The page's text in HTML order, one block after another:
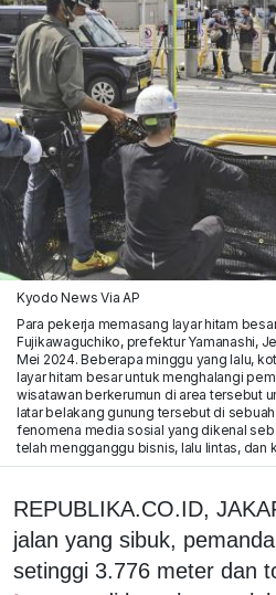
Kyodo News Via AP
Para pekerja memasang layar hitam
Fujikawaguchiko, prefektur Yamanashi,
Mei 2024. Beberapa minggu yang lalu,
layar hitam besar untuk menghalangi
wisatawan berkerumun di area tersebut
latar belakang gunung tersebut di
fenomena media sosial yang dikenal
telah mengganggu bisnis, lalu lintas, dan
REPUBLIKA.CO.ID,
jalan yang sibuk,
setinggi 3.776 meter dan